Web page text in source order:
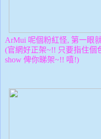
ArMui 呢個粉紅怪, 第一眼
(官網好正架~!! 只要指住個
show 俾你睇架~!! 嘻!)